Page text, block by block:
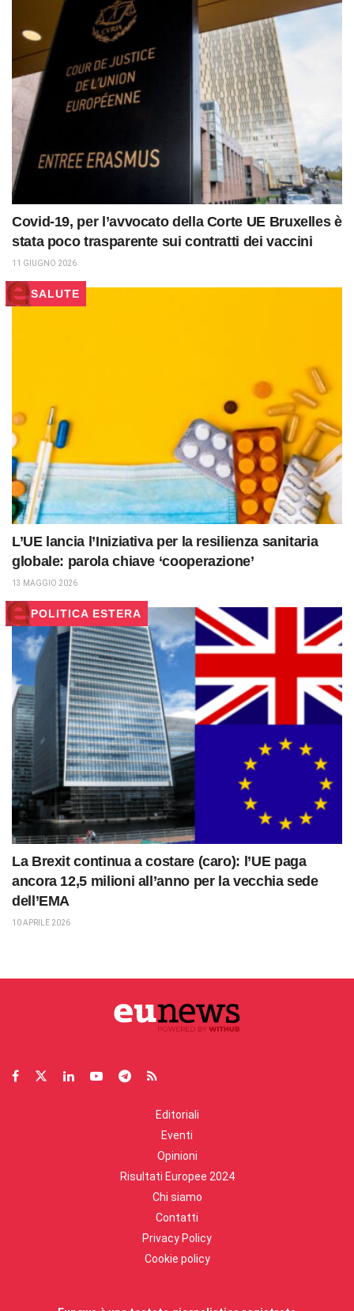
Covid-19, per l’avvocato della Corte UE Bruxelles è
stata poco trasparente sui contratti dei vaccini
11 GIUGNO 2026
SALUTE
L’UE lancia l’Iniziativa per la resilienza sanitaria
globale: parola chiave ‘cooperazione’
13 MAGGIO 2026
POLITICA ESTERA
La Brexit continua a costare (caro): l’UE paga
ancora 12,5 milioni all’anno per la vecchia sede
dell’EMA
10 APRILE 2026
Editoriali
Eventi
Opinioni
Risultati Europee 2024
Chi siamo
Contatti
Privacy Policy
Cookie policy